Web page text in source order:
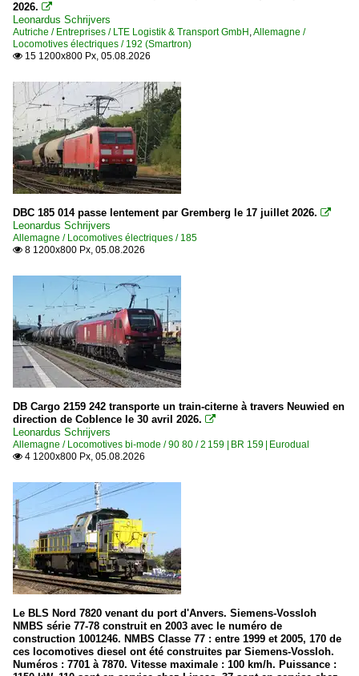
2026. 
Leonardus Schrijvers
Autriche / Entreprises / LTE Logistik & Transport GmbH ,Allemagne /
Locomotives électriques / 192 (Smartron)
 15 1200x800 Px, 05.08.2026
DBC 185 014 passe lentement par Gremberg le 17 juillet 2026. 
Leonardus Schrijvers
Allemagne / Locomotives électriques / 185
 8 1200x800 Px, 05.08.2026
DB Cargo 2159 242 transporte un train-citerne à travers Neuwied en
direction de Coblence le 30 avril 2026. 
Leonardus Schrijvers
Allemagne / Locomotives bi-mode / 90 80 / 2 159 | BR 159 | Eurodual
 4 1200x800 Px, 05.08.2026
Le BLS Nord 7820 venant du port d'Anvers. Siemens-Vossloh
NMBS série 77-78 construit en 2003 avec le numéro de
construction 1001246. NMBS Classe 77 : entre 1999 et 2005, 170 de
ces locomotives diesel ont été construites par Siemens-Vossloh.
Numéros : 7701 à 7870. Vitesse maximale : 100 km/h. Puissance :